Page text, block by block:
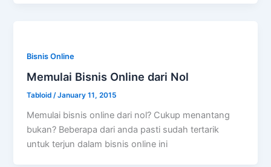
Bisnis Online
Memulai Bisnis Online dari Nol
Tabloid/January 11, 2015
Memulai bisnis online dari nol? Cukup menantang
bukan? Beberapa dari anda pasti sudah tertarik
untuk terjun dalam bisnis online ini